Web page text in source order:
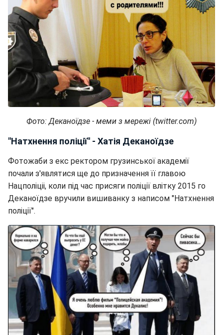
Фото: Деканоїдзе - меми з мережі (twitter.com)
"Натхнення поліції" - Хатія Деканоїдзе
Фотожаби з екс ректором грузинської академії
почали з'являтися ще до призначення її главою
Нацполіціі, коли під час присяги поліції влітку 2015 го
Деканоїдзе вручили вишиванку з написом "Натхнення
поліції".